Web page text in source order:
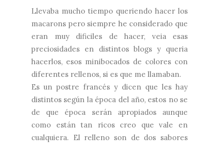
Llevaba mucho tiempo queriendo hacer los
macarons pero siempre he considerado que
eran muy dificiles de hacer, veia esas
preciosidades en distintos blogs y queria
hacerlos, esos minibocados de colores con
diferentes rellenos, si es que me llamaban.
Es un postre francés y dicen que les hay
distintos según la época del año, estos no se
de que época serán apropiados aunque
como están tan ricos creo que vale en
cualquiera. El relleno son de dos sabores